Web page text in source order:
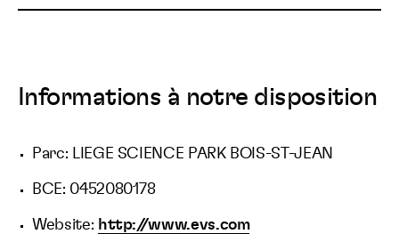
Informations à notre disposition
Parc: LIEGE SCIENCE PARK BOIS-ST-JEAN
BCE: 0452080178
Website: http://www.evs.com